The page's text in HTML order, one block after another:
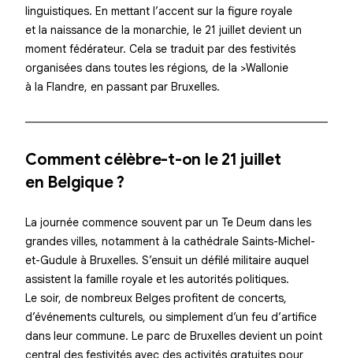
linguistiques. En mettant l’accent sur la figure royale
et la naissance de la monarchie, le 21 juillet devient un
moment fédérateur. Cela se traduit par des festivités
organisées dans toutes les régions, de la >Wallonie
à la Flandre, en passant par Bruxelles.
Comment célèbre-t-on le 21 juillet
en Belgique ?
La journée commence souvent par un Te Deum dans les
grandes villes, notamment à la cathédrale Saints-Michel-
et-Gudule à Bruxelles. S’ensuit un défilé militaire auquel
assistent la famille royale et les autorités politiques.
Le soir, de nombreux Belges profitent de concerts,
d’événements culturels, ou simplement d’un feu d’artifice
dans leur commune. Le parc de Bruxelles devient un point
central des festivités avec des activités gratuites pour